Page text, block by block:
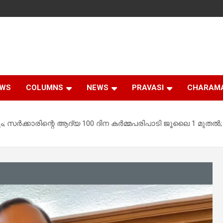
COLUMNS NEWS PRAVASI
സര്‍ക്കാരിന്റെ ആദ്യ 100 ദിന കര്‍മ്മപരിപാടി ജൂലൈ 1